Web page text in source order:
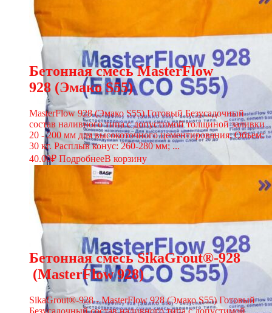
Бетонная смесь MasterFlow
928 (Эмако S55)
MasterFlow 928 (Эмако S55) Готовый Безусадочный
состав наливного типа с допустимой толщиной заливки
20 - 200 мм для высокоточного цементирования. Объем:
30 кг. Расплыв конус: 260-280 мм; ...
40.00₽ ПодробнееВ корзину
Бетонная смесь SikaGrout®-928
(MasterFlow 928)
SikaGrout®-928 - MasterFlow 928 (Эмако S55) Готовый
Безусадочный состав наливного типа с допустимой